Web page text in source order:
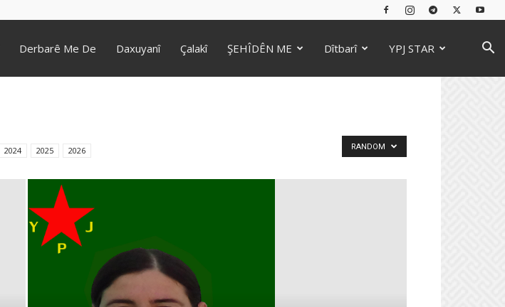
Derbarê Me De Daxuyanî Çalakî ŞEHÎDÊN ME Dîtbarî YPJ STAR
2024 2025 2026 RANDOM